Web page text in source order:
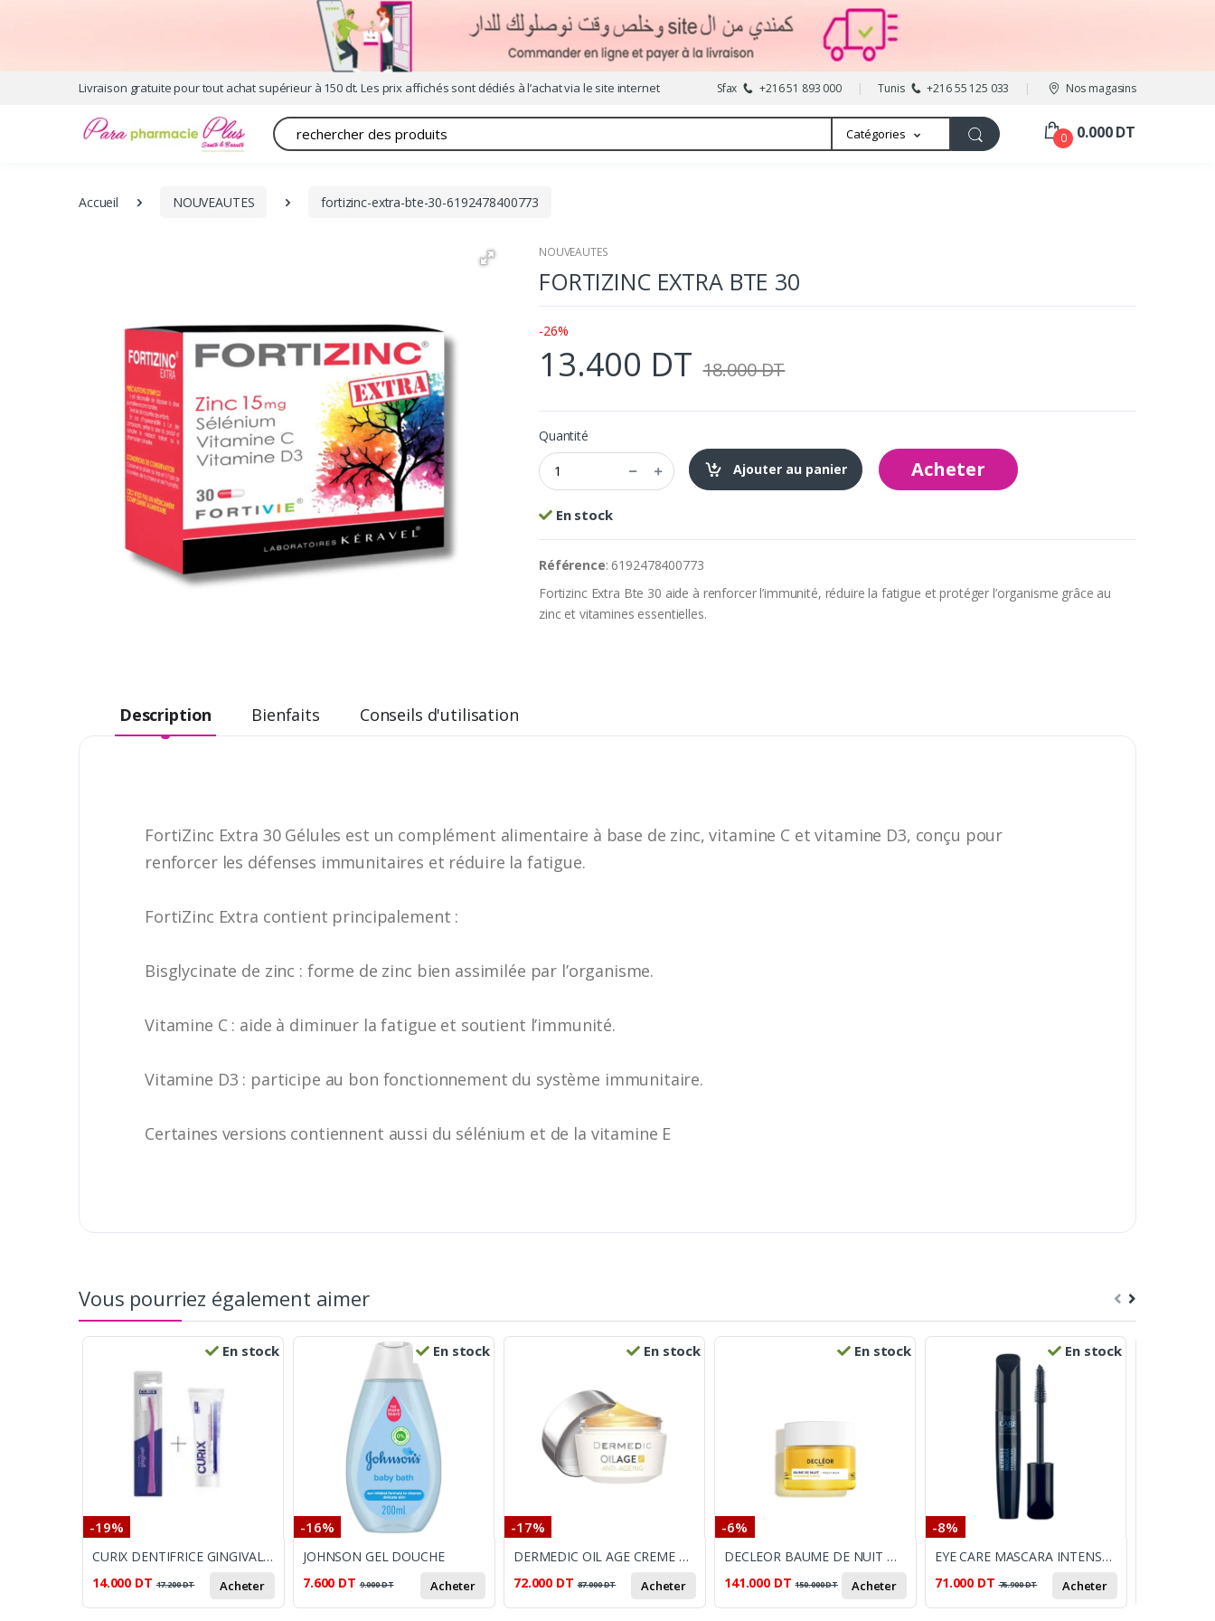
Livraison gratuite pour tout achat supérieur à 150 dt. Les prix affichés sont dédiés à l’achat via le site internet Sfax +216 51 893 000 Tunis +216 55 125 033 Nos magasins
Recherche Catégories 0 0.000 DT
Accueil NOUVEAUTES fortizinc-extra-bte-30-6192478400773
NOUVEAUTES
FORTIZINC EXTRA BTE 30
-26%
13.400 DT 18.000 DT
Quantité
Ajouter au panier
Acheter
En stock
Référence: 6192478400773
Fortizinc Extra Bte 30 aide à renforcer l’immunité, réduire la fatigue et protéger l’organisme grâce au
zinc et vitamines essentielles.
Description Bienfaits Conseils d'utilisation
FortiZinc Extra 30 Gélules est un complément alimentaire à base de zinc, vitamine C et vitamine D3, conçu pour
renforcer les défenses immunitaires et réduire la fatigue.
FortiZinc Extra contient principalement :
Bisglycinate de zinc : forme de zinc bien assimilée par l’organisme.
Vitamine C : aide à diminuer la fatigue et soutient l’immunité.
Vitamine D3 : participe au bon fonctionnement du système immunitaire.
Certaines versions contiennent aussi du sélénium et de la vitamine E
Vous pourriez également aimer
En stock
-19%
CURIX DENTIFRICE GINGIVAL 75ML + BROSSE A DENTS
14.000 DT 17.200DT Acheter
En stock
-16%
JOHNSON GEL DOUCHE
7.600 DT 9.000DT Acheter
En stock
-17%
DERMEDIC OIL AGE CREME DU JOUR NOURRISSANTE ANTI-AGE 50ML
72.000 DT 87.000DT Acheter
En stock
-6%
DECLEOR BAUME DE NUIT MANDARINE VERTE 15ML
141.000 DT 150.000DT Acheter
En stock
-8%
EYE CARE MASCARA INTENSE REGARD XXL NOIR 10G
71.000 DT 76.900DT Acheter